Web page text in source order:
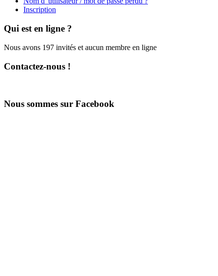
Inscription
Qui est en ligne ?
Nous avons 197 invités et aucun membre en ligne
Contactez-nous !
Nous sommes sur Facebook